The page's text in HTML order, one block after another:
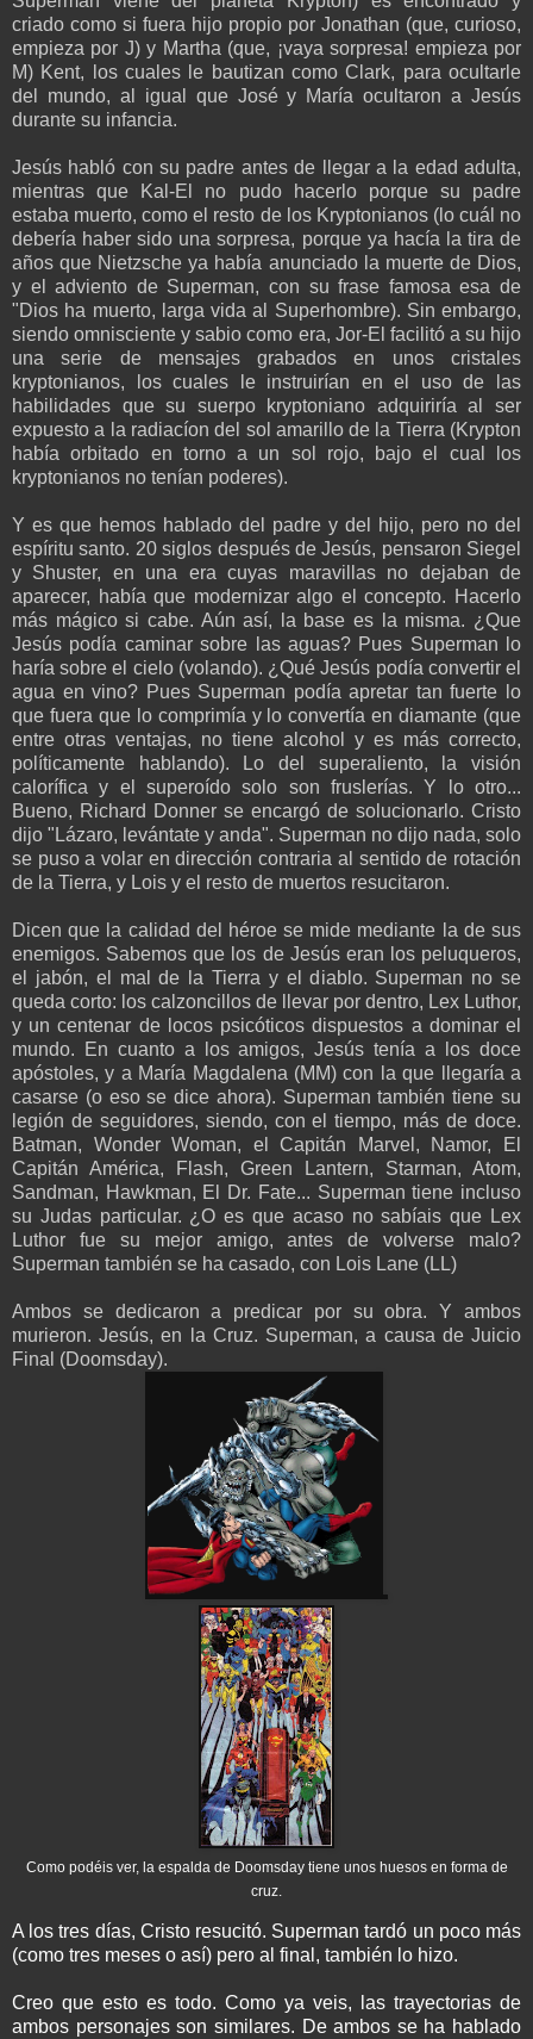
criado como si fuera hijo propio por Jonathan (que, curioso,
empieza por J) y Martha (que, ¡vaya sorpresa! empieza por
M) Kent, los cuales le bautizan como Clark, para ocultarle
del mundo, al igual que José y María ocultaron a Jesús
durante su infancia.
Jesús habló con su padre antes de llegar a la edad adulta,
mientras que Kal-El no pudo hacerlo porque su padre
estaba muerto, como el resto de los Kryptonianos (lo cuál no
debería haber sido una sorpresa, porque ya hacía la tira de
años que Nietzsche ya había anunciado la muerte de Dios,
y el adviento de Superman, con su frase famosa esa de
"Dios ha muerto, larga vida al Superhombre). Sin embargo,
siendo omnisciente y sabio como era, Jor-El facilitó a su hijo
una serie de mensajes grabados en unos cristales
kryptonianos, los cuales le instruirían en el uso de las
habilidades que su suerpo kryptoniano adquiriría al ser
expuesto a la radiacíon del sol amarillo de la Tierra (Krypton
había orbitado en torno a un sol rojo, bajo el cual los
kryptonianos no tenían poderes).
Y es que hemos hablado del padre y del hijo, pero no del
espíritu santo. 20 siglos después de Jesús, pensaron Siegel
y Shuster, en una era cuyas maravillas no dejaban de
aparecer, había que modernizar algo el concepto. Hacerlo
más mágico si cabe. Aún así, la base es la misma. ¿Que
Jesús podía caminar sobre las aguas? Pues Superman lo
haría sobre el cielo (volando). ¿Qué Jesús podía convertir el
agua en vino? Pues Superman podía apretar tan fuerte lo
que fuera que lo comprimía y lo convertía en diamante (que
entre otras ventajas, no tiene alcohol y es más correcto,
políticamente hablando). Lo del superaliento, la visión
calorífica y el superoído solo son fruslerías. Y lo otro...
Bueno, Richard Donner se encargó de solucionarlo. Cristo
dijo "Lázaro, levántate y anda". Superman no dijo nada, solo
se puso a volar en dirección contraria al sentido de rotación
de la Tierra, y Lois y el resto de muertos resucitaron.
Dicen que la calidad del héroe se mide mediante la de sus
enemigos. Sabemos que los de Jesús eran los peluqueros,
el jabón, el mal de la Tierra y el diablo. Superman no se
queda corto: los calzoncillos de llevar por dentro, Lex Luthor,
y un centenar de locos psicóticos dispuestos a dominar el
mundo. En cuanto a los amigos, Jesús tenía a los doce
apóstoles, y a María Magdalena (MM) con la que llegaría a
casarse (o eso se dice ahora). Superman también tiene su
legión de seguidores, siendo, con el tiempo, más de doce.
Batman, Wonder Woman, el Capitán Marvel, Namor, El
Capitán América, Flash, Green Lantern, Starman, Atom,
Sandman, Hawkman, El Dr. Fate... Superman tiene incluso
su Judas particular. ¿O es que acaso no sabíais que Lex
Luthor fue su mejor amigo, antes de volverse malo?
Superman también se ha casado, con Lois Lane (LL)
Ambos se dedicaron a predicar por su obra. Y ambos
murieron. Jesús, en la Cruz. Superman, a causa de Juicio
Final (Doomsday).
Como podéis ver, la espalda de Doomsday tiene unos huesos en forma de
cruz.
A los tres días, Cristo resucitó. Superman tardó un poco más
(como tres meses o así) pero al final, también lo hizo.
Creo que esto es todo. Como ya veis, las trayectorias de
ambos personajes son similares. De ambos se ha hablado